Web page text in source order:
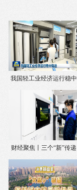
我国轻工业经济运行稳中
财经聚焦丨三个“新”传递
职业技能升级